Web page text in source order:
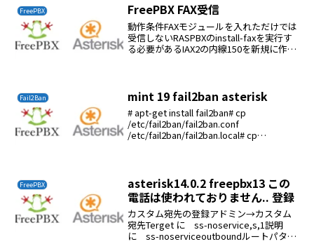
FreePBX FreePBX FAX受信
動作条件FAXモジュールを入れただけでは
受信しないRASPBXのinstall-faxを実行す
る必要があるIAX2の内線150を新規に作る
Fail2Ban mint 19 fail2ban asterisk
# apt-get install fail2ban# cp
/etc/fail2ban/fail2ban.conf
/etc/fail2ban/fail2ban.local# cp
FreePBX
asterisk14.0.2 freepbx13 この
電話は使われておりません.. 登録
カスタム宛先の登録アドミン→カスタム
宛先Terget に ss-noservice,s,1説明
に ss-noserviceoutboundルートパター